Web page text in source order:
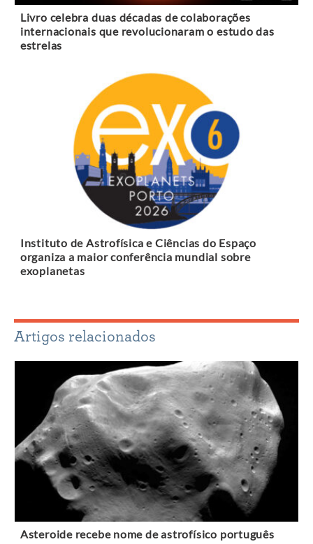
Livro celebra duas décadas de colaborações
internacionais que revolucionaram o estudo das
estrelas
Instituto de Astrofísica e Ciências do Espaço
organiza a maior conferência mundial sobre
exoplanetas
Artigos relacionados
Asteroide recebe nome de astrofísico português